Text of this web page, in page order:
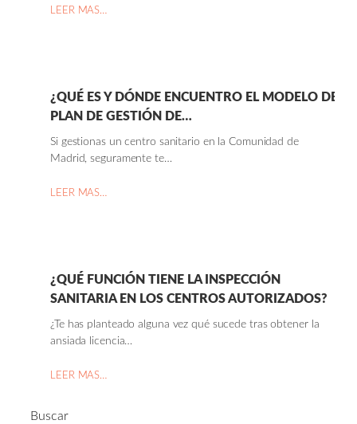
LEER MAS…
¿QUÉ ES Y DÓNDE ENCUENTRO EL MODELO DE
PLAN DE GESTIÓN DE…
Si gestionas un centro sanitario en la Comunidad de
Madrid, seguramente te…
LEER MAS…
¿QUÉ FUNCIÓN TIENE LA INSPECCIÓN
SANITARIA EN LOS CENTROS AUTORIZADOS?
¿Te has planteado alguna vez qué sucede tras obtener la
ansiada licencia…
LEER MAS…
Buscar